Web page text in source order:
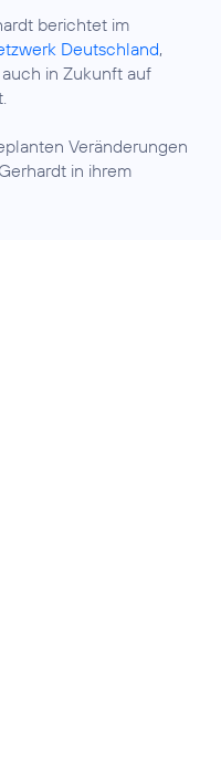
berichtet im
Deutschland,
in Zukunft auf
Veränderungen
in ihrem